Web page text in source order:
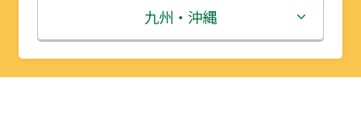
秋田県
山形県
埼玉県
千葉県
石川県
福井県
滋賀県
京都府
鳥取県
島根県
九州・沖縄
福岡県